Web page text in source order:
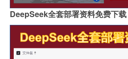
DeepSeek全套部署资料免费下载